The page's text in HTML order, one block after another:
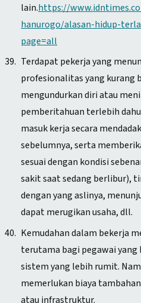
lain.https://
hanurogo/alasan-hidup-
page=all
Terdapat pekerja yang
profesionalitas yang kurang
mengundurkan diri atau
pemberitahuan terlebih
masuk kerja secara
sebelumnya, serta
sesuai dengan kondisi
sakit saat sedang berlibur),
dengan yang aslinya,
dapat merugikan usaha, dll.
Kemudahan dalam bekerja
terutama bagi pegawai
sistem yang lebih rumit.
memerlukan biaya
atau infrastruktur.